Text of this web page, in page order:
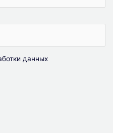
данных